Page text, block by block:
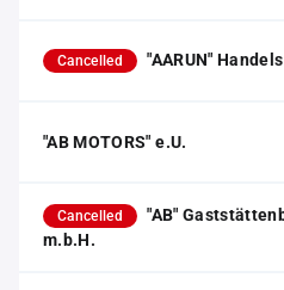
Cancelled "AARUN"
"AB MOTORS" e.U.
Cancelled
"AB"
m.b.H.